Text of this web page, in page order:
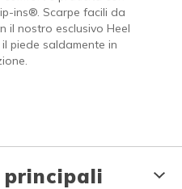
ins®. Scarpe facili da
il nostro esclusivo Heel
piede saldamente in